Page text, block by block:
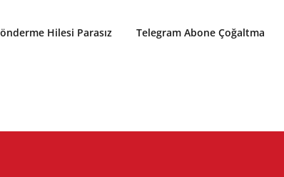
Hilesi Parasız Telegram Abone Çoğaltma